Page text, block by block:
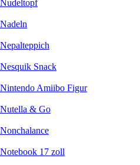
Nudeltopf
Nadeln
Nepalteppich
Nesquik Snack
Nintendo Amiibo Figur
Nutella & Go
Nonchalance
Notebook 17 zoll